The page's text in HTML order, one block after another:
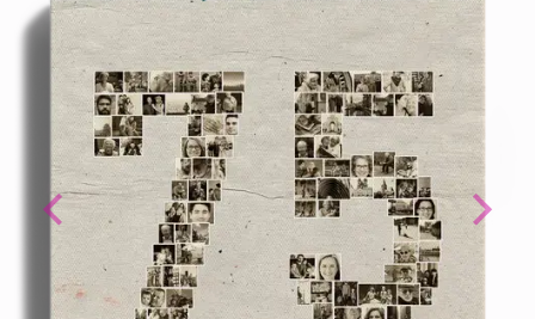
Previous Next